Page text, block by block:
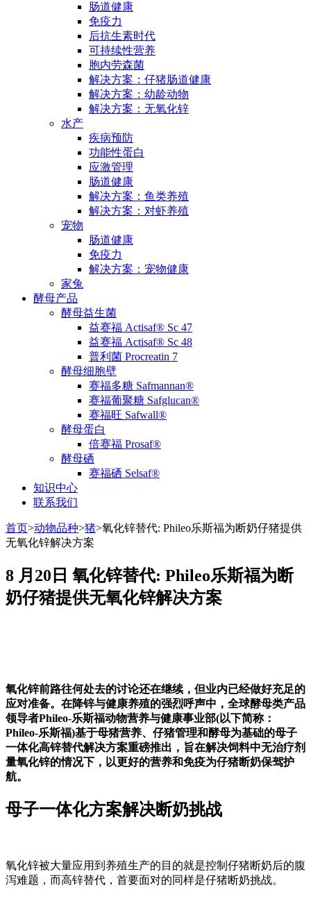
肠道健康
免疫力
后抗生素时代
可持续性营养
胞内劳森菌
解决方案：仔猪肠道健康
解决方案：幼龄动物
解决方案：无氧化锌
水产
疾病预防
功能性蛋白
应激管理
肠道健康
解决方案：鱼类养殖
解决方案：对虾养殖
宠物
肠道健康
免疫力
解决方案：宠物健康
家兔
酵母产品
酵母益生菌
益赛福 Actisaf® Sc 47
益赛福 Actisaf® Sc 48
普利菌 Procreatin 7
酵母细胞壁
赛福多糖 Safmannan®
赛福葡聚糖 Safglucan®
赛福旺 Safwall®
酵母蛋白
倍赛福 Prosaf®
酵母硒
赛福硒 Selsaf®
知识中心
联系我们
首页>动物品种>猪>氧化锌替代: Phileo乐斯福为断奶仔猪提供
无氧化锌解决方案
8 月20日 氧化锌替代: Phileo乐斯福为断
奶仔猪提供无氧化锌解决方案
氧化锌前路往何处去的讨论还在继续，但业内已经做好充足的
应对准备。在降锌与健康养殖的强烈呼声中，全球酵母类产品
领导者Phileo-乐斯福动物营养与健康事业部(以下简称：
Phileo-乐斯福)基于母猪营养、仔猪管理和酵母为基础的母子
一体化高锌替代解决方案重磅推出，旨在解决饲料中无治疗剂
量氧化锌的情况下，以更好的营养和免疫为仔猪断奶保驾护
航。
母子一体化方案解决断奶挑战
氧化锌被大量应用到养殖生产的目的就是控制仔猪断奶后的腹
泻难题，而高锌替代，首要面对的同样是仔猪断奶挑战。